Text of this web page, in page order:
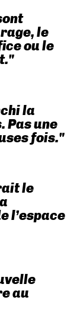
le
ou le
la
Pas une
fois."
le
l’espace
au